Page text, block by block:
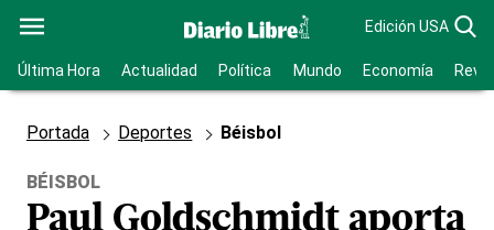
Edición USA
Última Hora Actualidad Política Mundo Economía
Portada Deportes Béisbol
BÉISBOL
Paul Goldschmidt aporta